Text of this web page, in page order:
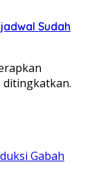
Sudah
ditingkatkan.